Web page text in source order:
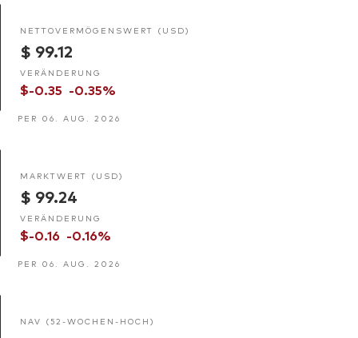
NETTOVERMÖGENSWERT (USD)
$ 99.12
VERÄNDERUNG
$-0.35 -0.35%
PER 06. AUG. 2026
MARKTWERT (USD)
$ 99.24
VERÄNDERUNG
$-0.16 -0.16%
PER 06. AUG. 2026
NAV (52-WOCHEN-HOCH)